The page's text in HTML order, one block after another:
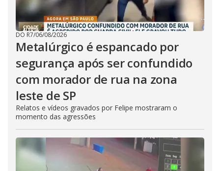
DO R7/06/08/2026
Metalúrgico é espancado por
segurança após ser confundido
com morador de rua na zona
leste de SP
Relatos e vídeos gravados por Felipe mostraram o
momento das agressões